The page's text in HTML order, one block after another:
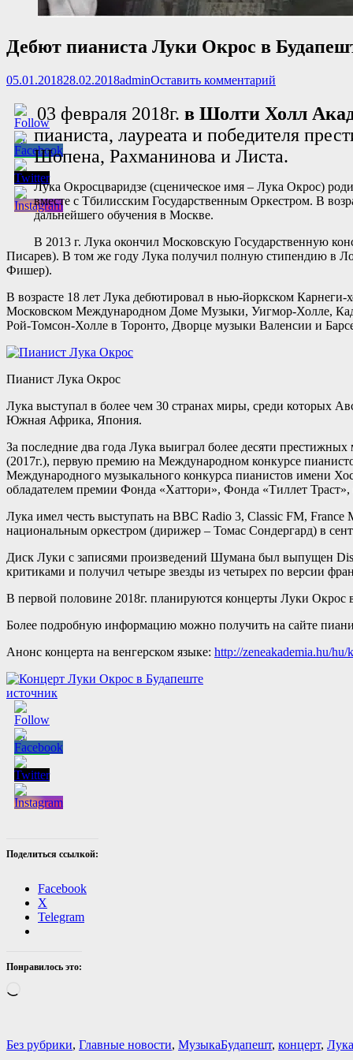
Дебют пианиста Луки Окрос в
Опубликовано
05.01.201828.02.2018Автор
adminОставить комментарий
03 февраля 2018г. в Шолти Холл
пианиста, лауреата и победителя
Шопена, Рахманинова и Листа.
Лука Окросцваридзе (сценическое имя – Лука Окрос)
вместе с Тбилисским Государственным Оркестром. В
дальнейшего обучения в Москве.
В 2013 г. Лука окончил Московскую Государственную
Писарев). В том же году Лука получил полную стипендию в
Фишер).
В возрасте 18 лет Лука дебютировал в нью-йоркском
Московском Международном Доме Музыки, Уигмор-Холле,
Рой-Томсон-Холле в Торонто, Дворце музыки Валенсии и
Пианист Лука Окрос
Лука выступал в более чем 30 странах миры, среди которых
Южная Африка, Япония.
За последние два года Лука выиграл более десяти
(2017г.), первую премию на Международном конкурсе
Международного музыкального конкурса пианистов имени
обладателем премии Фонда «Хаттори», Фонда «Тиллет
Лука имел честь выступать на BBC Radio 3, Classic FM,
национальным оркестром (дирижер – Томас Сондергард) в
Диск Луки с записями произведений Шумана был выпущен
критиками и получил четыре звезды из четырех по версии
В первой половине 2018г. планируются концерты Луки
Более подробную информацию можно получить на сайте
Анонс концерта на венгерском языке: http://zeneakademia.hu/
источник
Поделиться ссылкой:
Facebook
X
Telegram
Понравилось это:
Категории
Без рубрики, Главные новости, МузыкаТеги
Будапешт, концерт,